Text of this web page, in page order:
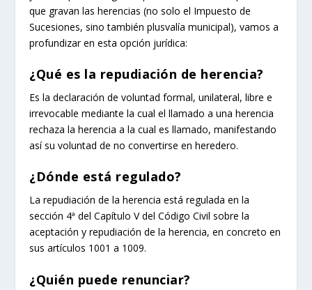
que gravan las herencias (no solo el Impuesto de
Sucesiones, sino también plusvalía municipal), vamos a
profundizar en esta opción jurídica:
¿Qué es la repudiación de herencia?
Es la declaración de voluntad formal, unilateral, libre e
irrevocable mediante la cual el llamado a una herencia
rechaza la herencia a la cual es llamado, manifestando
así su voluntad de no convertirse en heredero.
¿Dónde está regulado?
La repudiación de la herencia está regulada en la
sección 4ª del Capítulo V del Código Civil sobre la
aceptación y repudiación de la herencia, en concreto en
sus artículos 1001 a 1009.
¿Quién puede renunciar?